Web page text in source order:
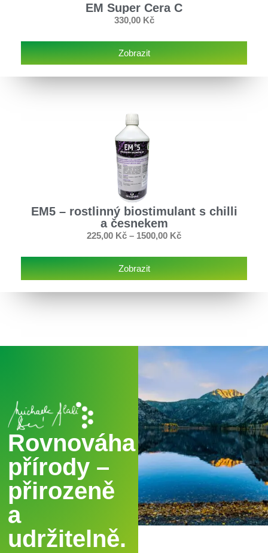
EM Super Cera C
330,00 Kč
Zobrazit
EM5 – rostlinný biostimulant s chilli
a česnekem
225,00 Kč – 1500,00 Kč
Zobrazit
Rovnováha
přírody –
přirozeně
a
udržitelně.